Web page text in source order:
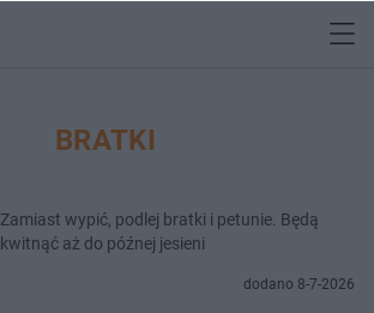
BRATKI
Zamiast wypić, podlej bratki i petunie. Będą
kwitnąć aż do późnej jesieni
dodano 8-7-2026